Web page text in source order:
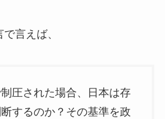
言えば、
制圧された場合、日本は存
するのか？その基準を政